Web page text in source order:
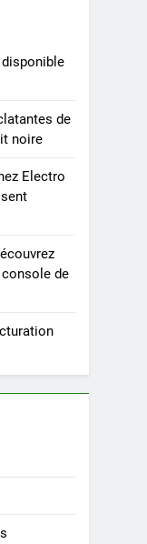
de
noire
Electro
console de